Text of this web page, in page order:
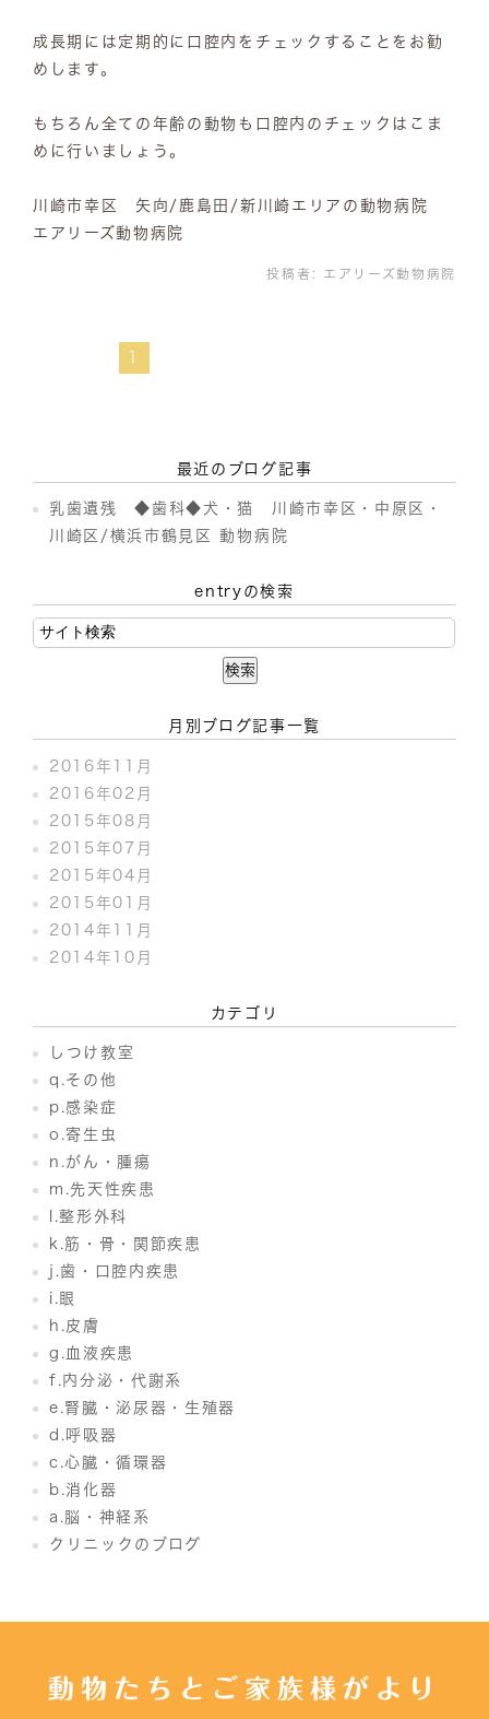
成長期には定期的に口腔内をチェックすることをお勧
めします。
もちろん全ての年齢の動物も口腔内のチェックはこま
めに行いましょう。
川崎市幸区 矢向/鹿島田/新川崎エリアの動物病院
エアリーズ動物病院
投稿者: エアリーズ動物病院
1
最近のブログ記事
乳歯遺残 ◆歯科◆犬・猫 川崎市幸区・中原区・
川崎区/横浜市鶴見区 動物病院
entryの検索
月別ブログ記事一覧
2016年11月
2016年02月
2015年08月
2015年07月
2015年04月
2015年01月
2014年11月
2014年10月
カテゴリ
しつけ教室
q.その他
p.感染症
o.寄生虫
n.がん・腫瘍
m.先天性疾患
l.整形外科
k.筋・骨・関節疾患
j.歯・口腔内疾患
i.眼
h.皮膚
g.血液疾患
f.内分泌・代謝系
e.腎臓・泌尿器・生殖器
d.呼吸器
c.心臓・循環器
b.消化器
a.脳・神経系
クリニックのブログ
動物たちとご家族様がより